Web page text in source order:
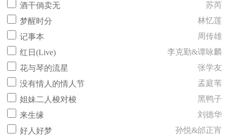
酒干倘卖无
苏芮
梦醒时分
林忆莲
记事本
周传雄
红日(Live)
李克勤&谭咏麟
花与琴的流星
张学友
没有情人的情人节
孟庭苇
姐妹二人梭对梭
黑鸭子
来生缘
刘德华
好人好梦
孙悦&邰正宵